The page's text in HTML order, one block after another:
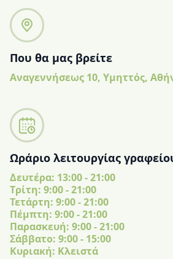
Που θα μας βρείτε
Αναγεννήσεως 10, Υμηττός,
Ωράριο λειτουργίας
Δευτέρα: 13:00 - 21:00
Tρίτη: 9:00 - 21:00
Τετάρτη: 9:00 - 21:00
Πέμπτη: 9:00 - 21:00
Παρασκευή: 9:00 - 21:00
Σάββατο: 9:00 - 15:00
Κυριακή: Κλειστά